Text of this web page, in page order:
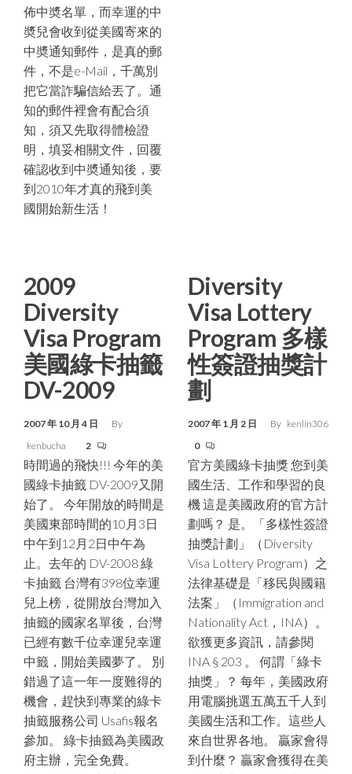
佈中奬名單，而幸運的中
奬兒會收到從美國寄來的
中奬通知郵件，是真的郵
件，不是e-Mail，千萬別
把它當詐騙信給丟了。通
知的郵件裡會有配合須
知，須又先取得體檢證
明，填妥相關文件，回覆
確認收到中奬通知後，要
到2010年才真的飛到美
國開始新生活！
2009
Diversity
Visa Program
美國綠卡抽籤
DV-2009
2007 年 10 月 4 日
By
kenbucha
2
時間過的飛快!!! 今年的美
國綠卡抽籤 DV-2009又開
始了。 今年開放的時間是
美國東部時間的10月3日
中午到12月2日中午為
止。去年的 DV-2008 綠
卡抽籤 台灣有398位幸運
兒上榜，從開放台灣加入
抽籤的國家名單後，台灣
已經有數千位幸運兒幸運
中籤，開始美國夢了。 別
錯過了這一年一度難得的
機會，趕快到專業的綠卡
抽籤服務公司 Usafis報名
參加。 綠卡抽籤為美國政
府主辦，完全免費。
Diversity
Visa Lottery
Program 多樣
性簽證抽獎計
劃
2007 年 1 月 2 日 By kenlin306
0
官方美國綠卡抽獎 您到美
國生活、工作和學習的良
機 這是美國政府的官方計
劃嗎？ 是。「多樣性簽證
抽獎計劃」（Diversity
Visa Lottery Program）之
法律基礎是「移民與國籍
法案」（Immigration and
Nationality Act，INA）。
欲獲更多資訊，請參閱
INA § 203 。 何謂「綠卡
抽獎」？ 每年，美國政府
用電腦挑選五萬五千人到
美國生活和工作。這些人
來自世界各地。 贏家會得
到什麼？ 贏家會獲得在美